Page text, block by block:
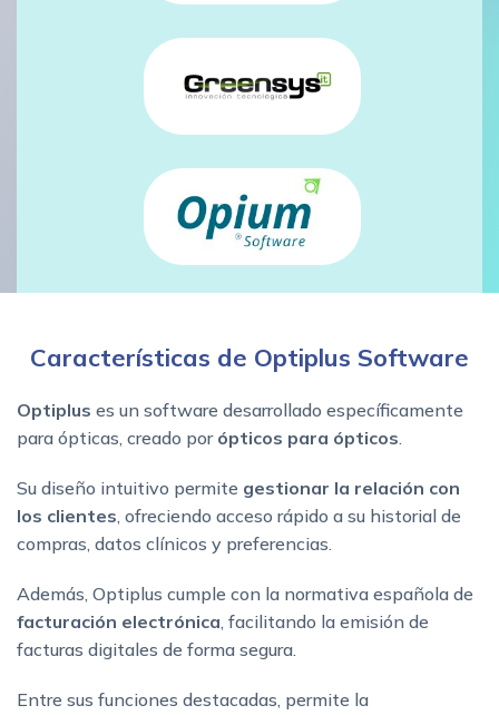
Características de Optiplus Software
Optiplus es un software desarrollado específicamente
para ópticas, creado por ópticos para ópticos.
Su diseño intuitivo permite gestionar la relación con
los clientes, ofreciendo acceso rápido a su historial de
compras, datos clínicos y preferencias.
Además, Optiplus cumple con la normativa española de
facturación electrónica, facilitando la emisión de
facturas digitales de forma segura.
Entre sus funciones destacadas, permite la